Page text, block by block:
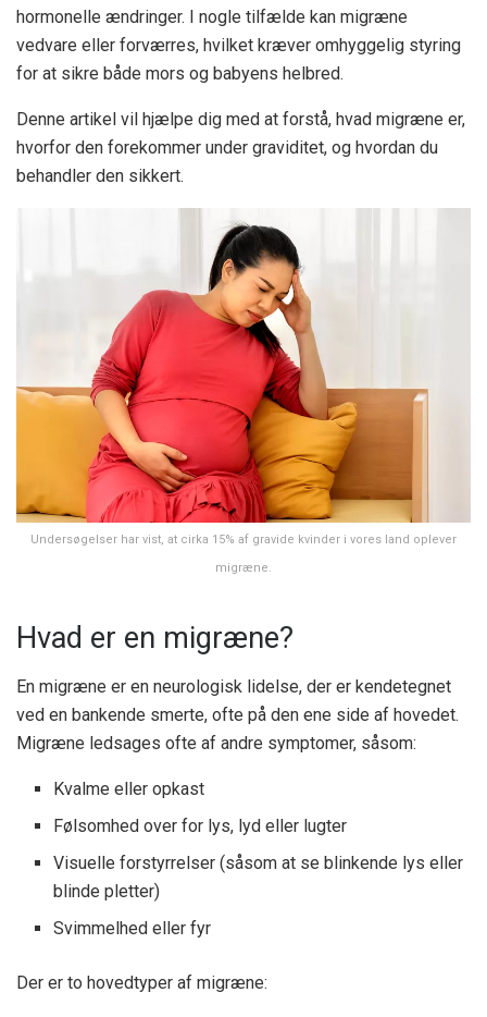
hormonelle ændringer. I nogle tilfælde kan migræne
vedvare eller forværres, hvilket kræver omhyggelig styring
for at sikre både mors og babyens helbred.
Denne artikel vil hjælpe dig med at forstå, hvad migræne er,
hvorfor den forekommer under graviditet, og hvordan du
behandler den sikkert.
Undersøgelser har vist, at cirka 15% af gravide kvinder i vores land oplever
migræne.
Hvad er en migræne?
En migræne er en neurologisk lidelse, der er kendetegnet
ved en bankende smerte, ofte på den ene side af hovedet.
Migræne ledsages ofte af andre symptomer, såsom:
Kvalme eller opkast
Følsomhed over for lys, lyd eller lugter
Visuelle forstyrrelser (såsom at se blinkende lys eller
blinde pletter)
Svimmelhed eller fyr
Der er to hovedtyper af migræne: